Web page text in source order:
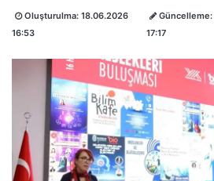
Oluşturulma: 18.06.2026
16:53
Güncelleme:
17:17